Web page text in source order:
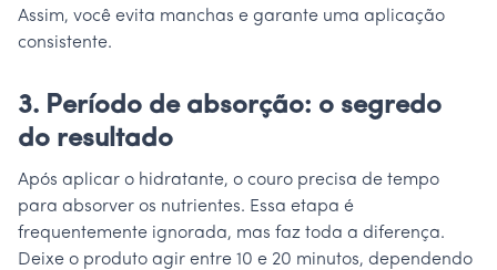
Assim, você evita manchas e garante uma aplicação
consistente.
3. Período de absorção: o segredo
do resultado
Após aplicar o hidratante, o couro precisa de tempo
para absorver os nutrientes. Essa etapa é
frequentemente ignorada, mas faz toda a diferença.
Deixe o produto agir entre 10 e 20 minutos, dependendo